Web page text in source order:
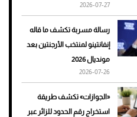
للرجال
2026-07-27
رسالة مسربة تكشف ما قاله
إنفانتينو لمنتخب الأرجنتين بعد
مونديال 2026
2026-07-26
«الجوازات» تكشف طريقة
استخراج رقم الحدود للزائر عبر